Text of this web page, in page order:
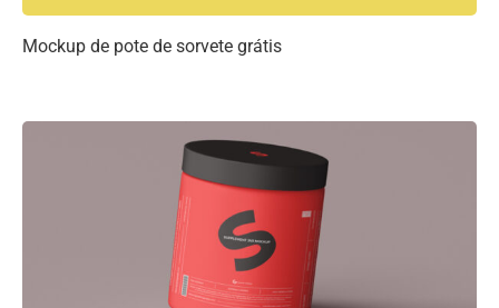
Mockup de pote de sorvete grátis